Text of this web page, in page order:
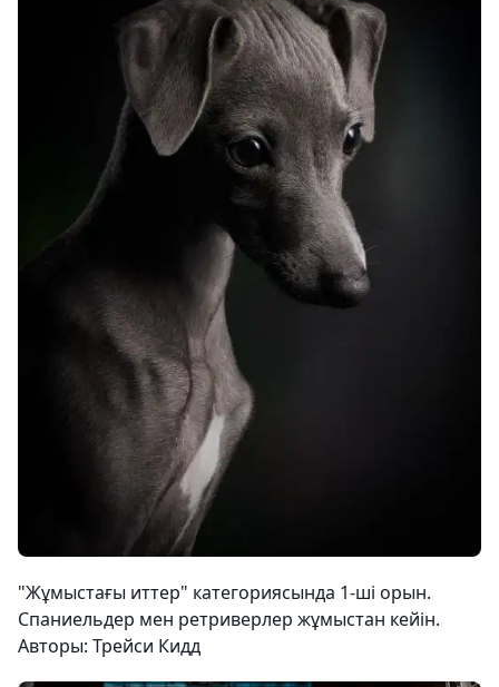
"Жұмыстағы иттер" категориясында 1-ші орын.
Спаниельдер мен ретриверлер жұмыстан кейін.
Авторы: Трейси Кидд